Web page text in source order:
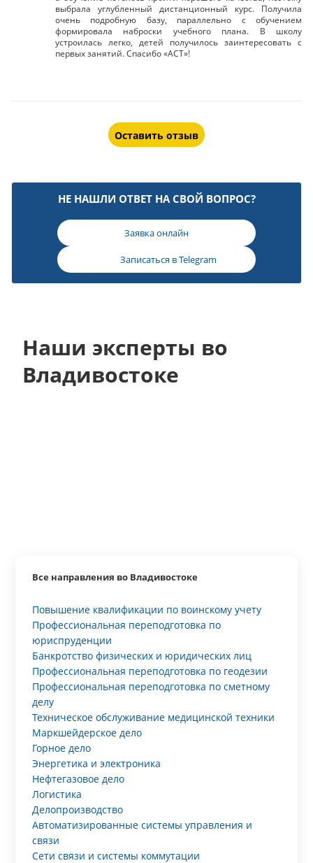
выбрала углубленный дистанционный курс. Получила
очень подробную базу, параллельно с обучением
формировала наброски учебного плана. В школу
устроилась легко, детей получилось заинтересовать с
первых занятий. Спасибо «АСТ»!
Оставить отзыв
НЕ НАШЛИ ОТВЕТ НА СВОЙ ВОПРОС?
Заявка онлайн
Записаться вTelegram
Наши эксперты во
Владивостоке
Все направления во Владивостоке
Повышение квалификации по воинскому учету
Профессиональная переподготовка по
юриспруденции
Банкротство физических и юридических лиц
Профессиональная переподготовка по геодезии
Профессиональная переподготовка по сметному
делу
Техническое обслуживание медицинской техники
Маркшейдерское дело
Горное дело
Энергетика и электроника
Нефтегазовое дело
Логистика
Делопроизводство
Автоматизированные системы управления и
связи
Сети связи и системы коммутации